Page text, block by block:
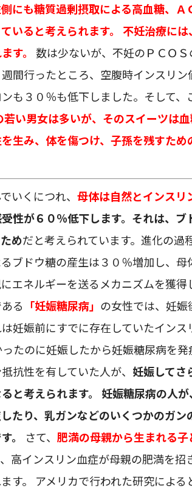
にも糖質過剰摂取による高血糖、
いると考えられます。
不妊治療に
す。 数は少ないが、不妊のＰＣＯ
間行ったところ、空腹時インスリ
も３０％も低下しました。そして
若い男女は多いが、そのスイーツは
生み、体を傷つけ、子孫を残すた
いくにつれ、 母体は自然とインスリ
性が６０％低下します。それは、
めだと考えられています。進化の過
ブドウ糖の産生は３０％増加し、
エネルギーを送るメカニズムを獲得
る 「妊娠糖尿病」 の女性では、妊
妊娠前にすでに存在していたイン
たのに妊娠したから妊娠糖尿病を
抗性を有していた人が、 妊娠してさ
と考えられます。
妊娠糖尿病の人
たり、乳ガンなどのいくつかのガ
。
さて、 肥満の母親から生まれる
高インスリン血症が母親の肥満を招
す。 アメリカで行われた研究による